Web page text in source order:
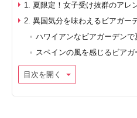
1. 夏限定！女子受け抜群のアレ
2. 異国気分を味わえるビアガー
ハワイアンなビアガーデンで
スペインの風を感じるビアガ
目次を開く